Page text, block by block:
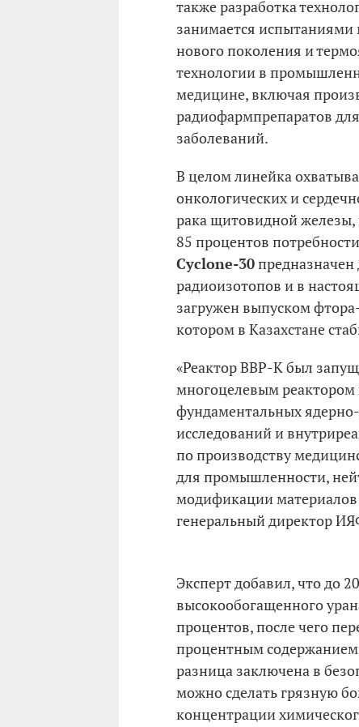
также разработка
занимается испытаниями
нового поколения и
технологии в
медицине, включая
радиофармпрепаратов
заболеваний.
В целом линейка
онкологических и
рака щитовидной железы,
85 процентов
Cyclone-30
радиоизотопов и в
загружен выпуском
котором в Казахстане
«Реактор ВВР-К был
многоцелевым реактором
фундаментальных
исследований и
по производству
для промышленности,
модификации
генеральный директор
Эксперт добавил, что до
высокообогащенного
процентов, после чего
процентным
разница заключена в
можно сделать грязную
концентрации